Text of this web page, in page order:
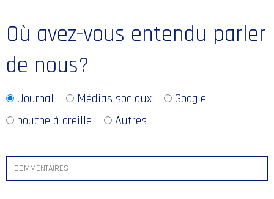
Où avez-vous entendu parler
de nous?
Journal Médias sociaux
Google
bouche à oreille
Autres